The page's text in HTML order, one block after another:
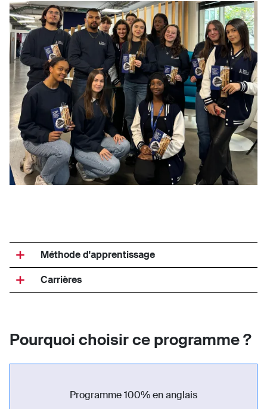
Méthode d'apprentissage
Carrières
Pourquoi choisir ce programme ?
Programme 100% en anglais